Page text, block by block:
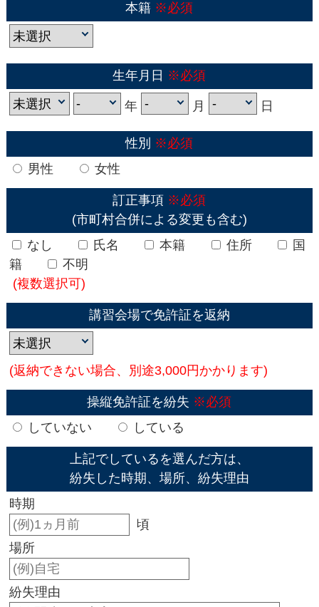
本籍 ※必須
生年月日 ※必須
年 月 日
性別 ※必須
男性
女性
訂正事項 ※必須
(市町村合併による変更も含む)
なし
氏名 本籍 住所
国
籍
不明
(複数選択可)
講習会場で免許証を返納
(返納できない場合、別途3,000円かかります)
操縦免許証を紛失 ※必須
していない
している
上記でしているを選んだ方は、
紛失した時期、場所、紛失理由
時期
頃
場所
紛失理由